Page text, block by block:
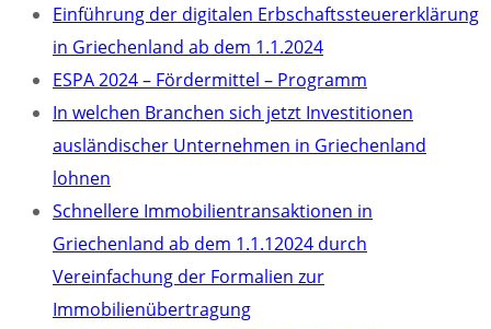
Einführung der digitalen Erbschaftssteuererklärung
in Griechenland ab dem 1.1.2024
ESPA 2024 – Fördermittel – Programm
In welchen Branchen sich jetzt Investitionen
ausländischer Unternehmen in Griechenland
lohnen
Schnellere Immobilientransaktionen in
Griechenland ab dem 1.1.12024 durch
Vereinfachung der Formalien zur
Immobilienübertragung